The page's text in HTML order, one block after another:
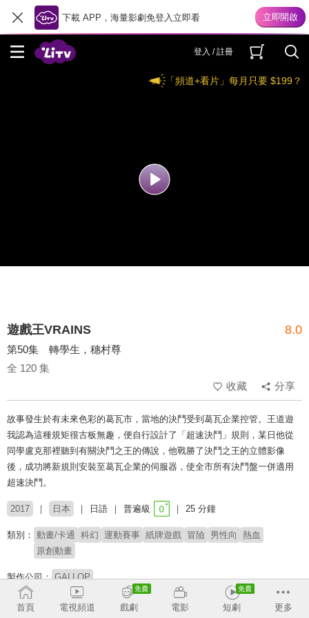
下載 APP，海量影劇免登入立即看
登入 / 註冊
「頻道+看片」每月只要 $199？
遊戲王VRAINS 8.0
第50集 轉學生，穗村尊
全 120 集
收藏
分享
故事發生於有未來色彩的葛瓦市，當地的決鬥受到葛瓦企業控管。王道遊
我認為這種規矩很古板無趣，便自行設計了「超速決鬥」規則，某日他從
同學盧克那裡聽到有關決鬥之王的傳說，他戰勝了決鬥之王的立體影像
後，成功將新規則安裝至葛瓦企業的伺服器，使全市所有決鬥盤一併適用
超速決鬥。
2017 日本 日語 普遍級 25 分鐘
類別： 動畫/卡通 科幻 運動賽事 紙牌遊戲 冒險 男性向
熱血
原創動畫
製作公司： GALLOP
導演： 細田雅弘 佐藤龍雄
首頁 電視頻道 戲劇 電影 短劇 更多